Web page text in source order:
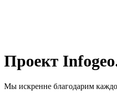
Проект
Мы искренне благодарим